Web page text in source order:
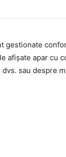
gestionate
afișate apar cu
sau despre